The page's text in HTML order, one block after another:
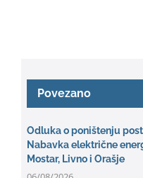
Povezano
Odluka o poništenju
Nabavka električne
Mostar, Livno i Orašje